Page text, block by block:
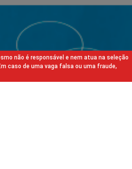
não é responsável e nem atua na seleção
caso de uma vaga falsa ou uma fraude,